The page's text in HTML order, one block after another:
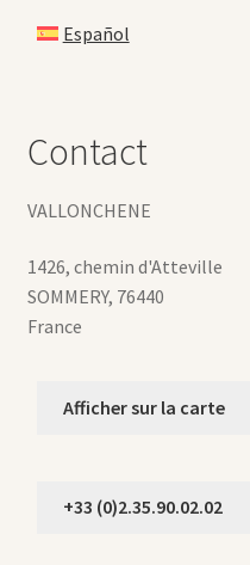
Español
Contact
VALLONCHENE
1426, chemin d'Atteville
SOMMERY, 76440
France
Afficher sur la carte
+33 (0)2.35.90.02.02